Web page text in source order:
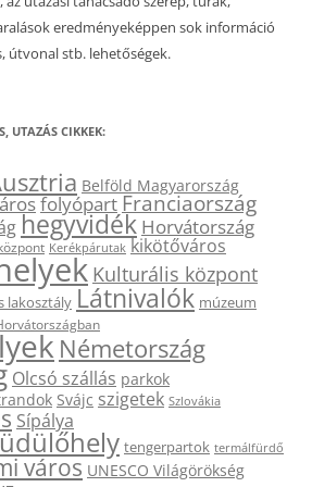
eredményeképpen sok információ
útvonal stb. lehetőségek.
UTAZÁS CIKKEK:
Belföld Magyarország
folyópartFranciaország
hegyvidék Horvátország
Kerékpárutak kikötőváros
Kulturális központ
lakosztály Látnivalók múzeum
Németország
Olcsó szállás parkok
Svájc szigetek Szlovákia
Sípálya
tengerpartok termálfürdő
város UNESCO Világörökség